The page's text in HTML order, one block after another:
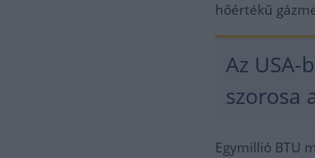
hőértékű
Az USA-
szorosa
Egymillió BTU